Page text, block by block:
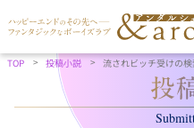
TOP 投稿小説 流されビッチ受けの